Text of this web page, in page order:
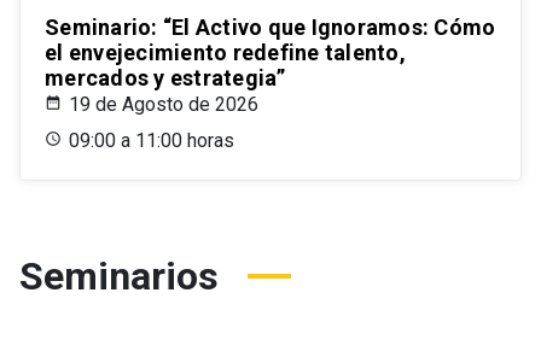
Seminario: “El Activo que Ignoramos: Cómo
el envejecimiento redefine talento,
mercados y estrategia”
19 de Agosto de 2026
09:00 a 11:00 horas
Seminarios